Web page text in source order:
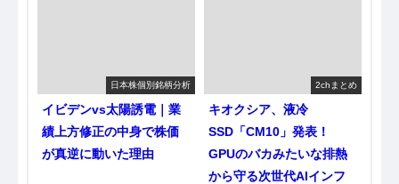
日本株個別銘柄分析
イビデンvs太陽誘電｜業
績上方修正の中身で株価
が真逆に動いた理由
2chまとめ
キオクシア、液冷
SSD「CM10」発表！
GPUのバカみたいな排熱
から守る次世代AIインフ